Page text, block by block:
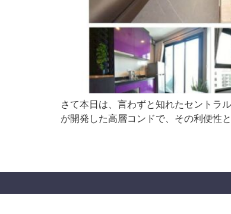
さて本日は、言わずと知れたセントラ
が開発した高層コンドで、その利便性